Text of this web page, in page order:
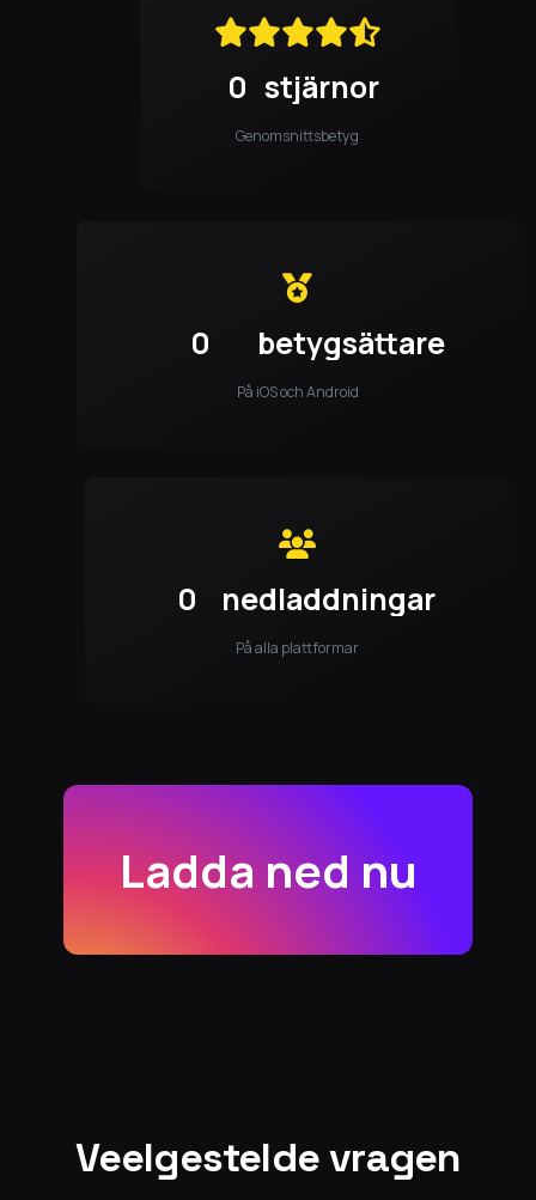
0 stjärnor
Genomsnittsbetyg
0 betygsättare
På iOS och Android
0 nedladdningar
På alla plattformar
Ladda ned nu
Veelgestelde vragen